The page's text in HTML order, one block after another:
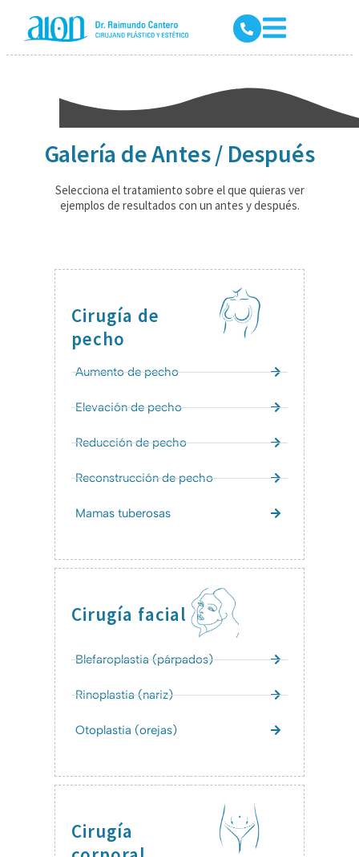
Galería de Antes / Después
Selecciona el tratamiento sobre el que quieras ver
ejemplos de resultados con un antes y después.
Cirugía de
pecho
Aumento de pecho
Elevación de pecho
Reducción de pecho
Reconstrucción de pecho
Mamas tuberosas
Cirugía facial
Blefaroplastia (párpados)
Rinoplastia (nariz)
Otoplastia (orejas)
Cirugía